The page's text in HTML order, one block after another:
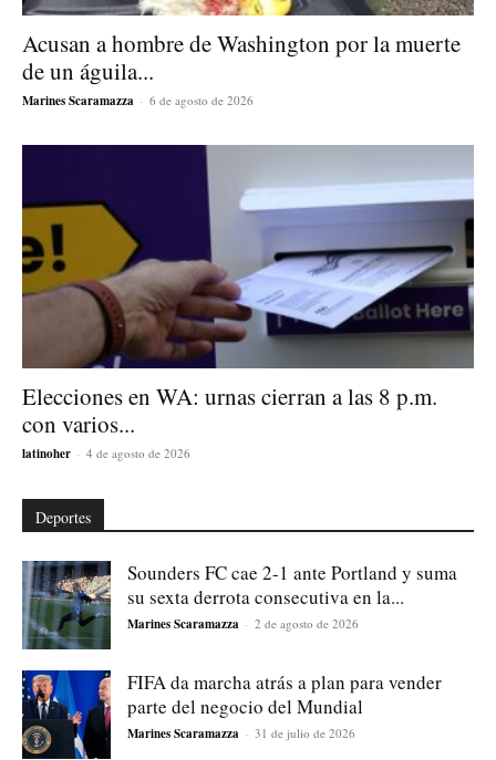
Acusan a hombre de Washington por la muerte
de un águila...
Marines Scaramazza - 6 de agosto de 2026
Elecciones en WA: urnas cierran a las 8 p.m.
con varios...
latinoher - 4 de agosto de 2026
Deportes
Sounders FC cae 2-1 ante Portland y suma
su sexta derrota consecutiva en la...
Marines Scaramazza - 2 de agosto de 2026
FIFA da marcha atrás a plan para vender
parte del negocio del Mundial
Marines Scaramazza - 31 de julio de 2026